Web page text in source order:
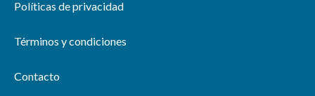
Políticas de privacidad
Términos y condiciones
Contacto